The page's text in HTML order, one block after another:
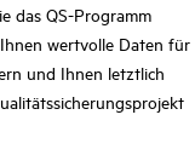
das QS-Programm
wertvolle Daten für
und Ihnen letztlich